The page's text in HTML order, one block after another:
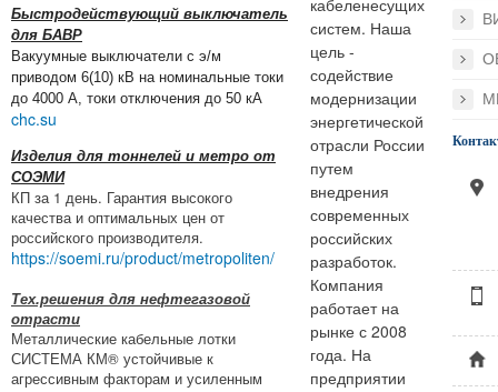
Быстродействующий выключатель
для БАВР
Вакуумные выключатели с э/м
приводом 6(10) кВ на номинальные токи
до 4000 А, токи отключения до 50 кА
chc.su
Изделия для тоннелей и метро от
СОЭМИ
КП за 1 день. Гарантия высокого
качества и оптимальных цен от
российского производителя.
https://soemi.ru/product/metropoliten/
Тех.решения для нефтегазовой
отрасти
Металлические кабельные лотки
СИСТЕМА КМ® устойчивые к
агрессивным факторам и усиленным
кабеленесущих
систем. Наша
цель -
содействие
модернизации
энергетической
отрасли России
путем
внедрения
современных
российских
разработок.
Компания
работает на
рынке с 2008
года. На
предприятии